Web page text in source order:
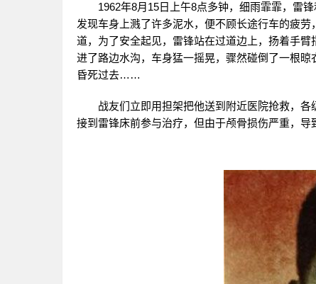
1962年8月15日上午8点多钟，细雨霏霏，雷锋
发现车身上溅了许多泥水，便不顾长途行车的疲
道，为了安全起见，雷锋站在过道边上，扬着手
进了路边水沟，车身猛一摇晃，骤然碰倒了一根晾
昏死过去……
战友们立即用担架把他送到附近医院抢救，各
接到雷锋床前参与治疗，但由于颅骨损伤严重，导